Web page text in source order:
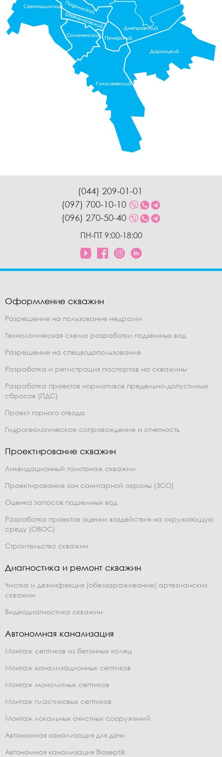
(044) 209-01-01
(097) 700-10-10
(096) 270-50-40
ПН-ПТ 9:00-18:00
Оформление скважин
Разрешение на пользование недрами
Технологическая схема разработки подземных вод
Разрешение на спецводопользование
Разработка и регистрация паспортов на скважины
Разработка проектов нормативов предельно-допустимых
сбросов (ПДС)
Проект горного отвода
Гидрогеологическое сопровождение и отчетность
Проектирование скважин
Ликвидационный тампонаж скважин
Проектирование зон санитарной охраны (ЗСО)
Оценка запасов подземных вод
Разработка проектов оценки воздействия на окружающую
среду (ОВОС)
Строительство скважин
Диагностика и ремонт скважин
Чистка и дезинфекция (обеззараживание) артезианских
скважин
Видеодиагностика скважин
Автономная канализация
Монтаж септиков из бетонных колец
Монтаж канализационных септиков
Монтаж монолитных септиков
Монтаж пластиковых септиков
Монтаж локальных очистных сооружений
Автономная канализация для дачи
Автономная канализация Bioseptik